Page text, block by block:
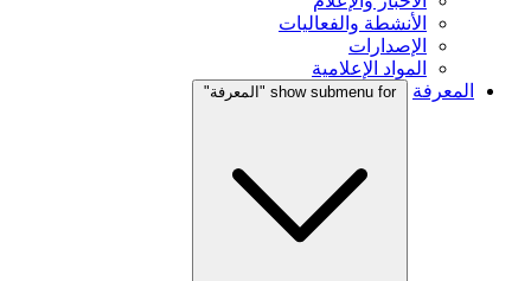
الأنشطة والفعاليات
الإصدارات
المواد الإعلامية
المعرفة
show submenu for "المعرفة"